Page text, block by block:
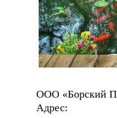
ООО «Борский
Адрес: